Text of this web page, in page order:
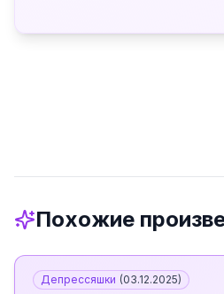
Похожие
Депрессяшки (03.12.2025)